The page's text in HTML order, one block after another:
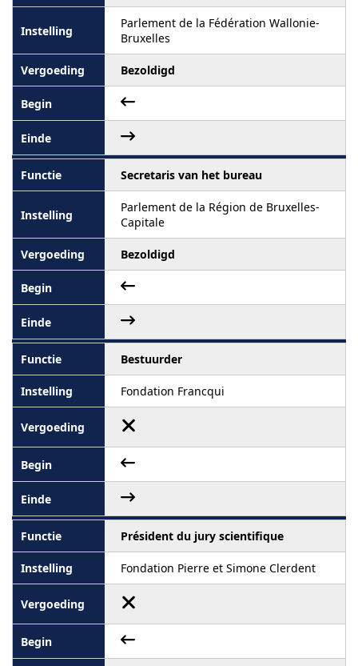
Parlement de la Fédération Wallonie-
Bruxelles
Bezoldigd
Secretaris van het bureau
Parlement de la Région de Bruxelles-
Capitale
Bezoldigd
Bestuurder
Fondation Francqui
Président du jury scientifique
Fondation Pierre et Simone Clerdent